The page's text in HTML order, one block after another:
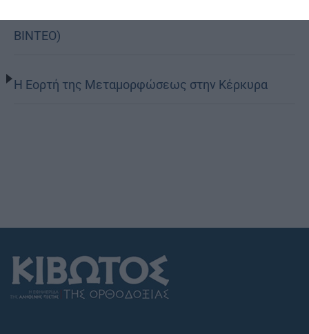
ΒΙΝΤΕΟ)
Η Εορτή της Μεταμορφώσεως στην Κέρκυρα